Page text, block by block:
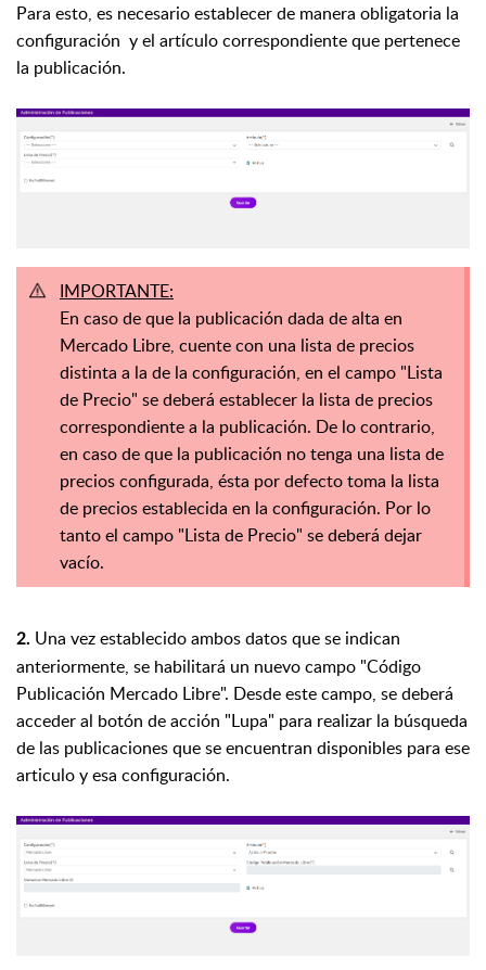
Para esto, es necesario establecer de manera obligatoria la
configuración y el artículo correspondiente que pertenece
la publicación.
IMPORTANTE:
En caso de que la publicación dada de alta en
Mercado Libre, cuente con una lista de precios
distinta a la de la configuración, en el campo "Lista
de Precio" se deberá establecer la lista de precios
correspondiente a la publicación. De lo contrario,
en caso de que la publicación no tenga una lista de
precios configurada, ésta por defecto toma la lista
de precios establecida en la configuración. Por lo
tanto el campo "Lista de Precio" se deberá dejar
vacío.
2. Una vez establecido ambos datos que se indican
anteriormente, se habilitará un nuevo campo "Código
Publicación Mercado Libre". Desde este campo, se deberá
acceder al botón de acción "Lupa" para realizar la búsqueda
de las publicaciones que se encuentran disponibles para ese
articulo y esa configuración.